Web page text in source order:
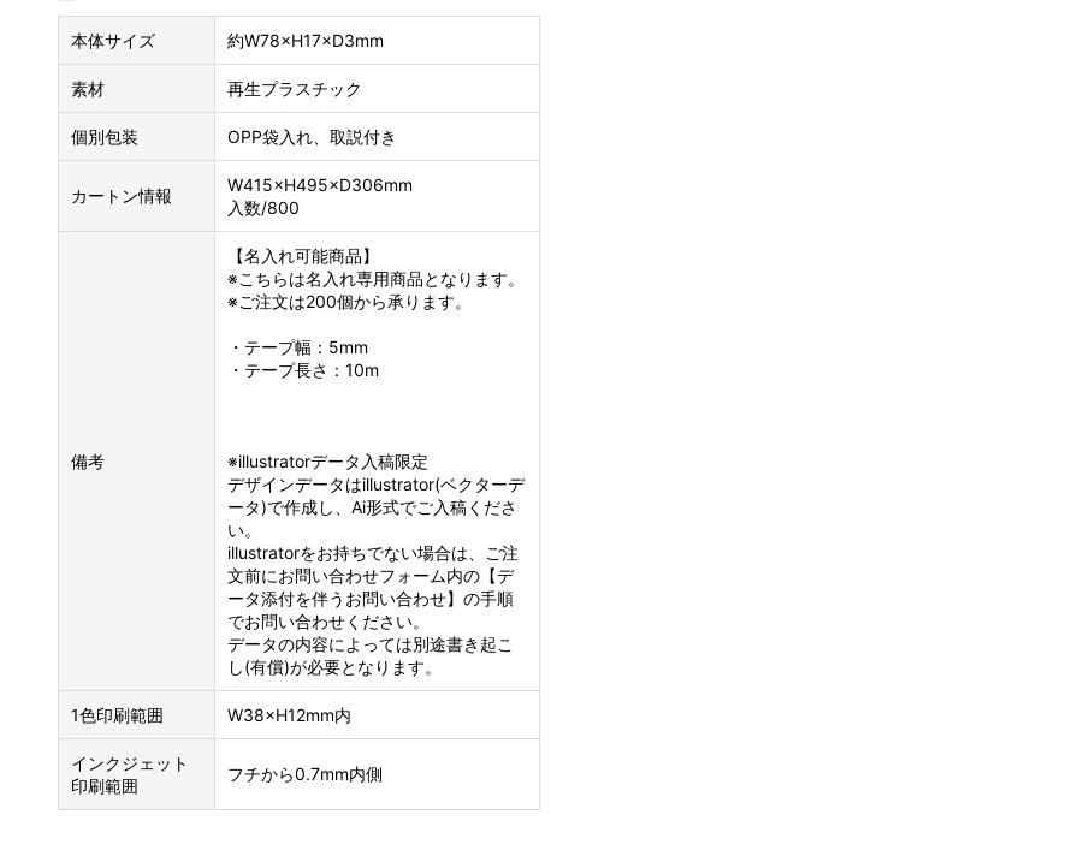
本体サイズ 約W78×H17×D3mm
素材 再生プラスチック
個別包装 OPP袋入れ、取説付き
カートン情報
W415×H495×D306mm
入数/800
備考
【名入れ可能商品】
※こちらは名入れ専用商品となります。
※ご注文は200個から承ります。
・テープ幅：5mm
・テープ長さ：10m
※illustratorデータ入稿限定
デザインデータはillustrator(ベクターデ
ータ)で作成し、Ai形式でご入稿くださ
い。
illustratorをお持ちでない場合は、ご注
文前にお問い合わせフォーム内の【デ
ータ添付を伴うお問い合わせ】の手順
でお問い合わせください。
データの内容によっては別途書き起こ
し(有償)が必要となります。
1色印刷範囲 W38×H12mm内
インクジェット
印刷範囲
フチから0.7mm内側